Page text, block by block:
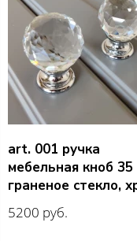
art. 001 ручка
мебельная кноб
граненое стекло,
5200 руб.